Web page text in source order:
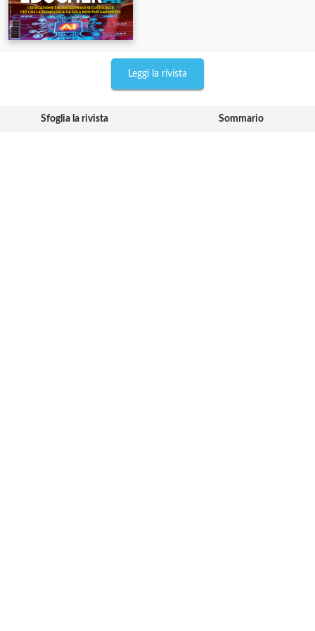
Leggi la rivista
Sfoglia la rivista Sommario